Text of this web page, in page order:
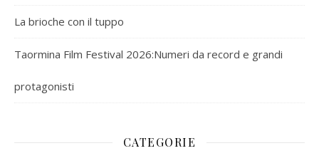
La brioche con il tuppo
Taormina Film Festival 2026:Numeri da record e grandi
protagonisti
CATEGORIE